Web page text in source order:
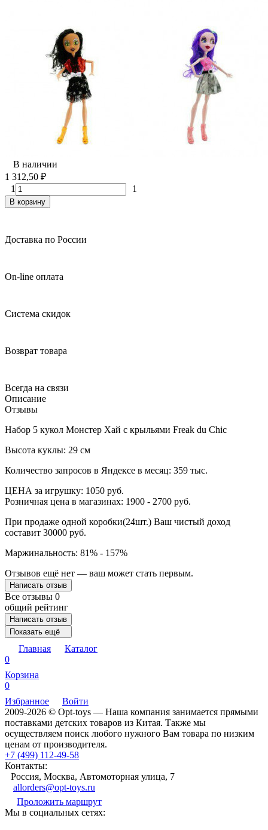
В наличии
1 312,50 ₽
1
1
В корзину
Доставка по России
On-line оплата
Система скидок
Возврат товара
Всегда на связи
Описание
Отзывы
Набор 5 кукол Монстер Хай с крыльями Freak du Chic
Высота куклы: 29 см
Количество запросов в Яндексе в месяц: 359 тыс.
ЦЕНА за игрушку: 1050 руб.
Розничная цена в магазинах: 1900 - 2700 руб.
При продаже одной коробки(24шт.) Ваш чистый доход
составит 30000 руб.
Маржинальность: 81% - 157%
Отзывов ещё нет — ваш может стать первым.
Написать отзыв
Все отзывы 0
общий рейтинг
Написать отзыв
Показать ещё
Главная
Каталог
0
Корзина
0
Избранное
Войти
2009-2026 © Opt-toys — Наша компания занимается прямыми
поставками детских товаров из Китая. Также мы
осуществляем поиск любого нужного Вам товара по низким
ценам от производителя.
+7 (499) 112-49-58
Контакты:
Россия, Москва, Автомоторная улица, 7
allorders@opt-toys.ru
Проложить маршрут
Мы в социальных сетях: